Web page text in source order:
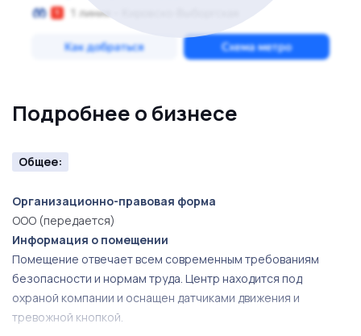
безусловна!
Подробнее о бизнесе
Общее:
Организационно-правовая форма
ООО (передается)
Информация о помещении
Помещение отвечает всем современным требованиям
безопасности и нормам труда. Центр находится под
охраной компании и оснащен датчиками движения и
тревожной кнопкой.